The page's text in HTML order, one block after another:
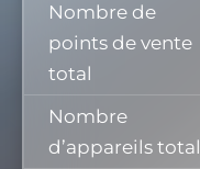
Nombre de
points de vente
total
Nombre
d’appareils total